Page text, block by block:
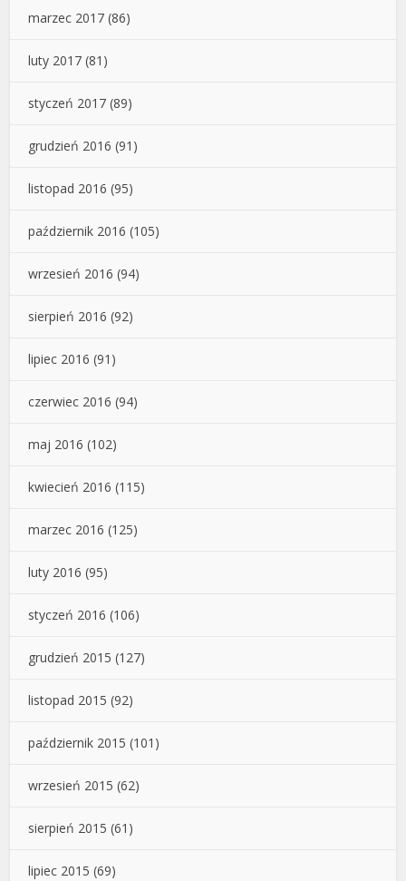
marzec 2017 (86)
luty 2017 (81)
styczeń 2017 (89)
grudzień 2016 (91)
listopad 2016 (95)
październik 2016 (105)
wrzesień 2016 (94)
sierpień 2016 (92)
lipiec 2016 (91)
czerwiec 2016 (94)
maj 2016 (102)
kwiecień 2016 (115)
marzec 2016 (125)
luty 2016 (95)
styczeń 2016 (106)
grudzień 2015 (127)
listopad 2015 (92)
październik 2015 (101)
wrzesień 2015 (62)
sierpień 2015 (61)
lipiec 2015 (69)